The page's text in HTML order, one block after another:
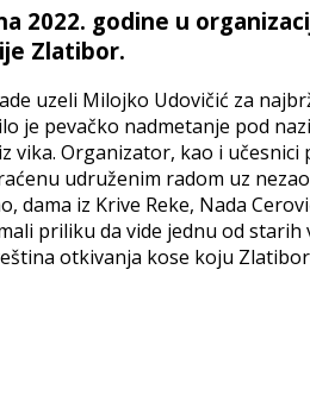
2022. godine u
Zlatibor.
uzeli Milojko Udovičić za
je pevačko nadmetanje pod
Organizator, kao i
udruženim radom uz
iz Krive Reke, Nada
priliku da vide jednu od
otkivanja kose koju